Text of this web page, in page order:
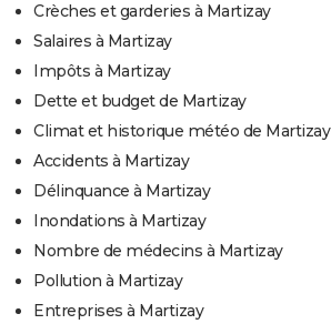
Crèches et garderies à Martizay
Salaires à Martizay
Impôts à Martizay
Dette et budget de Martizay
Climat et historique météo de Martizay
Accidents à Martizay
Délinquance à Martizay
Inondations à Martizay
Nombre de médecins à Martizay
Pollution à Martizay
Entreprises à Martizay